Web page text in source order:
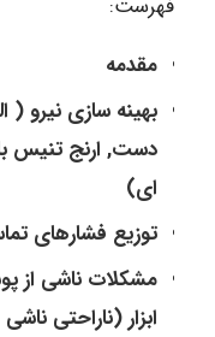
فهرست:
مقدمه
بهینه سازی نیرو (
دست, ارنج تنیس
ای)
توزیع فشارهای
مشکلات ناشی از
ابزار (ناراحتی